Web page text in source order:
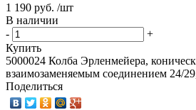
1 190 руб. /шт
В наличии
-
+
Купить
5000024 Колба Эрленмейера,
взаимозаменяемым соединением 24/
Поделиться